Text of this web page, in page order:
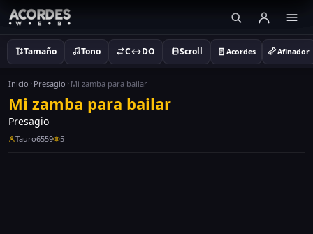
Tamaño Tono C↔DO Scroll Acordes Afinador
Inicio Presagio Mi zamba para bailar
Mi zamba para bailar
Presagio
Tauro6559 5